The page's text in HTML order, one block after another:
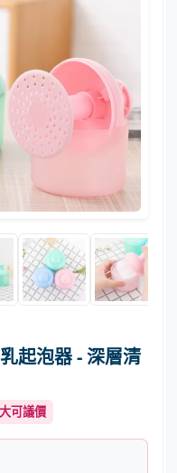
起泡器 - 深層清
可議價